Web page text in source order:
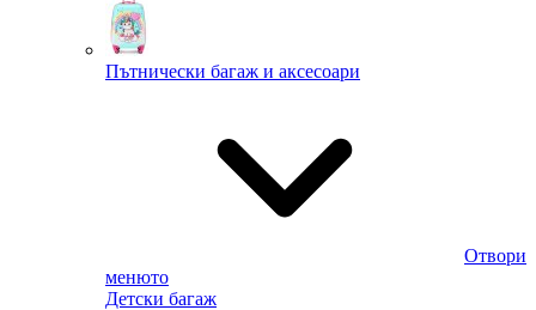
Пътнически багаж и аксесоари
Отвори
менюто
Детски багаж